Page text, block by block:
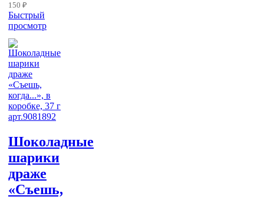
150 ₽
Быстрый
просмотр
Шоколадные
шарики
драже
«Съешь,